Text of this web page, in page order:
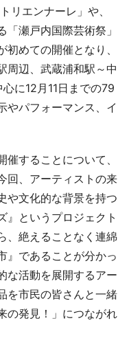
リエンナーレ」や、
瀬戸内国際芸術祭」
めての開催となり、
周辺、武蔵浦和駅～中
に12月11日までの79
やパフォーマンス、イ
することについて、
回、アーティストの来
や文化的な背景を持つ
』というプロジェクト
、絶えることなく連綿
』であることが分かっ
な活動を展開するアー
を市民の皆さんと一緒
の発見！」につながれ